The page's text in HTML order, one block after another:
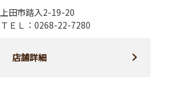
上田市踏入2-19-20
ＴＥＬ：0268-22-7280
店舗詳細